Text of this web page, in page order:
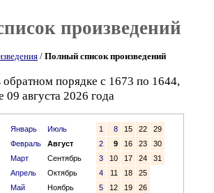
произведений
/ Полный список произведений
порядке с 1673 по 1644,
09 августа 2026 года
Январь
Июль
Февраль
Август
Март
Сентябрь
Апрель
Октябрь
Май
Ноябрь
1 8 15 22
29
2
9 16 23
30
3
10 17 24
31
4
11 18
25
5
12 19
26